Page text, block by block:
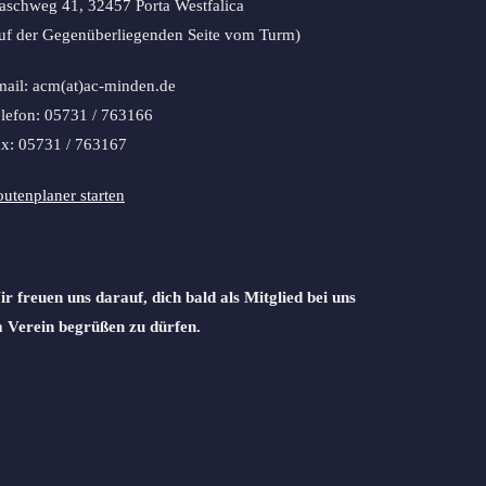
41, 32457 Porta Westfalica
der Gegenüberliegenden Seite vom Turm)
acm(at)ac-minden.de
05731 / 763166
05731 / 763167
starten
freuen uns darauf, dich bald als Mitglied bei uns
Verein begrüßen zu dürfen.